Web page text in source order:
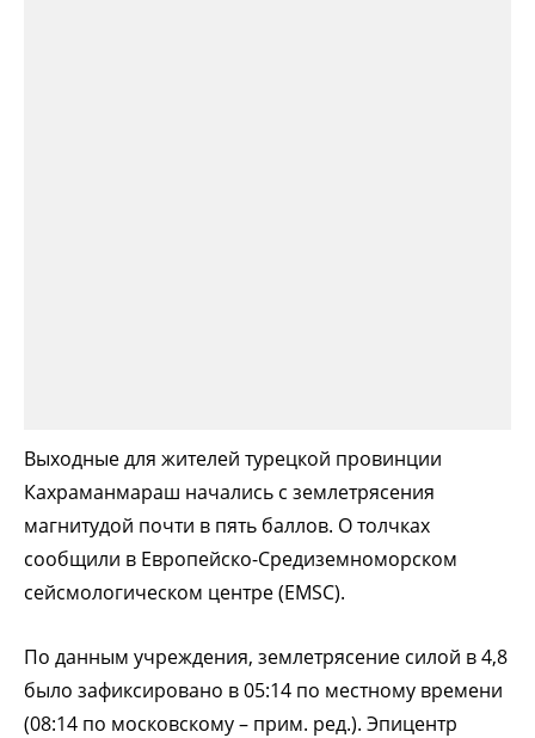
Выходные для жителей турецкой провинции
Кахраманмараш начались с землетрясения
магнитудой почти в пять баллов. О толчках
сообщили в Европейско-Средиземноморском
сейсмологическом центре (EMSC).
По данным учреждения, землетрясение силой в 4,8
было зафиксировано в 05:14 по местному времени
(08:14 по московскому – прим. ред.). Эпицентр